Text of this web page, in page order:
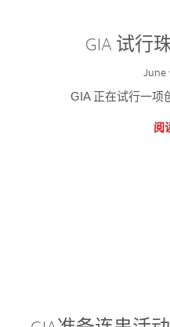
GIA 试行
June
GIA 正在试行一项
阅